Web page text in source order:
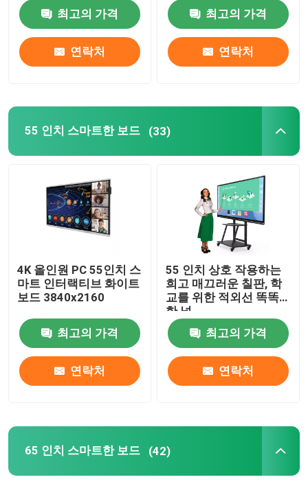
공장 여행
연락주세요
상호 작용하는 스마트한 보드
65 인치 스마트한 보드
75 인치 스마트한 보드
85 인치 스마트한 보드
86 인치 스마트한 보드
98 인치 인터 액티브 디스플레이
최고의 가격
연락처
최고의 가격
연락처
55 인치 스마트한 보드 (33)
4K 올인원 PC 55인치 스
마트 인터랙티브 화이트
보드 3840x2160
최고의 가격
연락처
55 인치 상호 작용하는
희고 매끄러운 칠판, 학
교를 위한 적외선 똑똑
한 널
최고의 가격
연락처
65 인치 스마트한 보드 (42)